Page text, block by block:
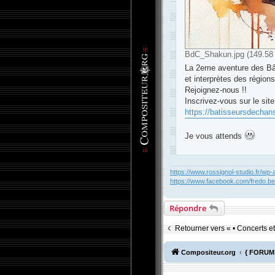
BdC_Shakun.jpg
La 2eme aventure des
et interprètes des
Rejoignez-nous !!
Inscrivez-vous sur le
https://
Je vous attends
https://www.rossignol-studio.fr/wp-
https://www.facebook.com/
Répondre
Retourner vers « • Concerts
Compositeur.org {